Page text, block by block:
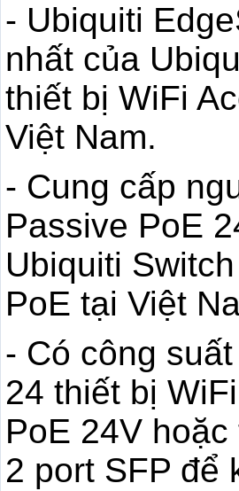
- Ubiquiti
nhất của
thiết bị WiFi
Việt Nam.
- Cung cấp
Passive PoE
Ubiquiti
PoE tại Việt
- Có công
24 thiết bị
PoE 24V
2 port SFP để